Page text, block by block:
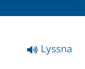
Lyssna